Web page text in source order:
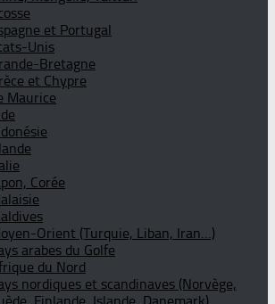
et Portugal
Unis
Bretagne
et Chypre
Maurice
Corée
Orient (Turquie, Liban, Iran…)
arabes du Golfe
du Nord
nordiques et scandinaves (Norvège,